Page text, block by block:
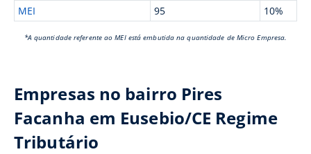
MEI
95 10%
*A quantidade referente ao MEI está embutida na quantidade de Micro Empresa.
Empresas no bairro Pires
Facanha em Eusebio/CE Regime
Tributário